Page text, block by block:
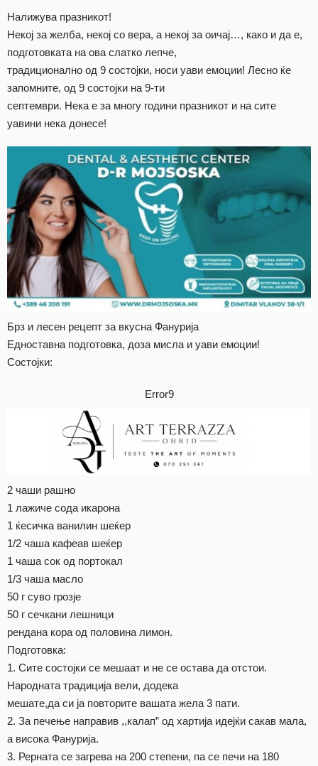
Налижува празникот!
Некој за желба, некој со вера, а некој за оичај…, како и да е,
подготовката на ова слатко лепче,
традиционално од 9 состојки, носи уави емоции! Лесно ќе
запомните, од 9 состојки на 9-ти
септември. Нека е за многу години празникот и на сите
уавини нека донесе!
Брз и лесен рецепт за вкусна Фанурија
Едноставна подготовка, доза мисла и уави емоции!
Состојки:
Error9
2 чаши рашно
1 лажиче сода икарона
1 ќесичка ванилин шеќер
1/2 чаша кафеав шеќер
1 чаша сок од портокал
1/3 чаша масло
50 г суво грозје
50 г сечкани лешници
рендана кора од половина лимон.
Подготовка:
1. Сите состојки се мешаат и не се остава да отстои.
Народната традиција вели, додека
мешате,да си ја повторите вашата жела 3 пати.
2. За печење направив ,,калап” од хартија идејќи сакав мала,
а висока Фанурија.
3. Рерната се загрева на 200 степени, па се печи на 180